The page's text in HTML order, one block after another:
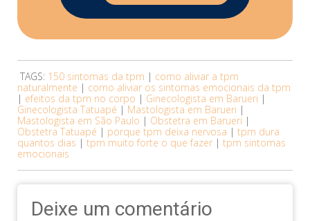
TAGS: 150 sintomas da tpm | como aliviar a tpm
naturalmente | como aliviar os sintomas emocionais da tpm
| efeitos da tpm no corpo | Ginecologista em Barueri |
Ginecologista Tatuapé | Mastologista em Barueri |
Mastologista em São Paulo | Obstetra em Barueri |
Obstetra Tatuapé | porque tpm deixa nervosa |tpm dura
quantos dias |tpm muito forte o que fazer |tpm sintomas
emocionais
Deixe um comentário